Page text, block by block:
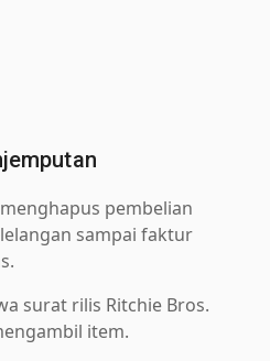
pembelian
sampai faktur
surat rilis Ritchie Bros.
item.